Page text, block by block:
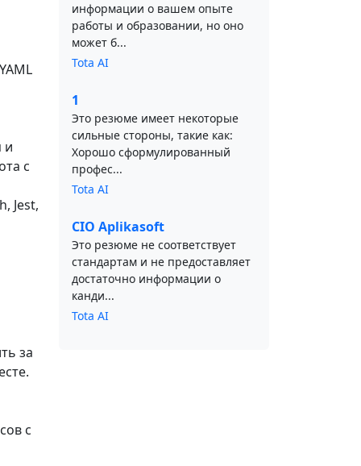
и
с
Jest,
за
с
информации о вашем опыте
работы и образовании, но оно
может б...
Tota AI
1
Это резюме имеет некоторые
сильные стороны, такие как:
Хорошо сформулированный
профес...
Tota AI
CIO Aplikasoft
Это резюме не соответствует
стандартам и не предоставляет
достаточно информации о
канди...
Tota AI